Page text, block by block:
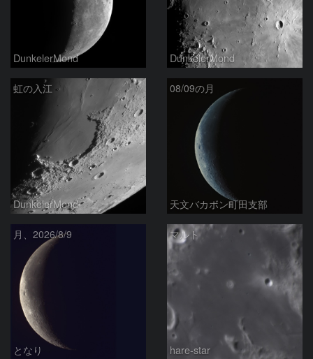
DunkelerMond DunkelerMond
虹の入江
DunkelerMond
08/09の月
天文バカボン町田支部
月、2026/8/9
となり
マルト
hare-star